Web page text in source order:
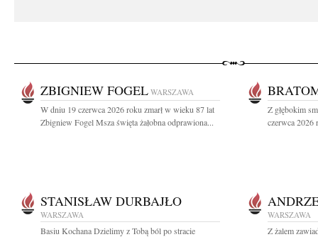
ZBIGNIEW FOGEL WARSZAWA
W dniu 19 czerwca 2026 roku zmarł w wieku 87 lat
Zbigniew Fogel Msza święta żałobna odprawiona...
Z głębokim
czerwca 2026
STANISŁAW DURBAJŁO
WARSZAWA
Basiu Kochana Dzielimy z Tobą ból po stracie
WARSZAWA
Z żalem